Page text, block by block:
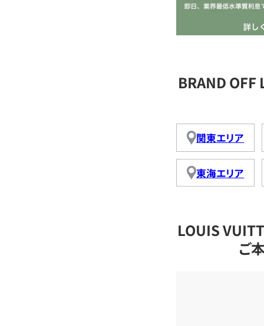
BRAND
関東エリア
東海エリア
LOUIS
ご